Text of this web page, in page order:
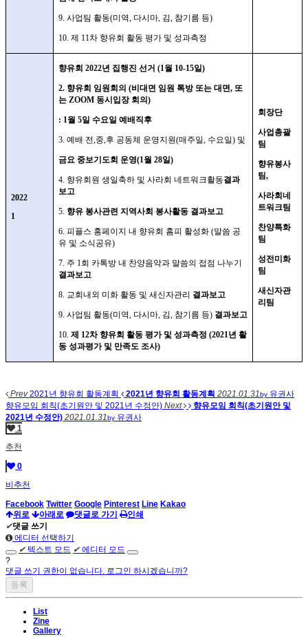
9. 사업팀 활동(미역, 다시마, 김, 참기름 등)
10. 제 11차 향유회 활동 평가 및 성과측정
2022
1
향유회 2022년 집행진 선거 (1월 10-15일)
2. 향유회 임원회의 (비대면 임원 톡방 또는 대면, 또
는 ZOOM 동시입장 회의 )
: 1월 5일 수요일 예배직후
3. 예배 전,중,후 공동체 운영지원(매주일, 수요일) 및
금요 중보기도회 운영(1월 28일)
4. 향유회원 생일축하 및 사라회 네트워크활동결과
보고
5. 향유 봉사관련 지역사회 봉사활동 결과보고
6. 피플스 홍페이지 내 향유회 홈피 활성화 (말씀 공
유 및 소식공유)
7. 주 1회 카톡방 내 찬양음악과 말씀의 접점 나누기
결과보고
8. 교회내외 미화 활동 및 새신자관리 결과보고
9. 사업팀 활동(미역, 다시마, 김, 참기름 등) 결과보고
10. 제 12차 향유회 활동 평가 및 성과측정 (2021년 활
동 성과평가 및 만족도 조사)
회장단
사업총괄
팀
향유봉사
팀,
사라회네
트워크팀
찬양특화
팀
성전미화
팀
새신자관
리팀
Prev2021년 향유회 활동계획 2021년 향유회 활동계획 2021.01.31by 유권사
향유모임 회칙(초기원안 및 2021년 수정안) Next
향유모임 회칙(초기원안 및
2021년 수정안) 2021.01.31by 유권사
1
추천
0
비추천
Facebook Twitter Google Pinterest Line Kakao
위로
아래로 댓글로 가기
인쇄
✔댓글 쓰기
에디터 선택하기
✔ 텍스트 모드 ✔에디터 모드
?
댓글 쓰기 권한이 없습니다. 로그인 하시겠습니까?
List
Zine
Gallery